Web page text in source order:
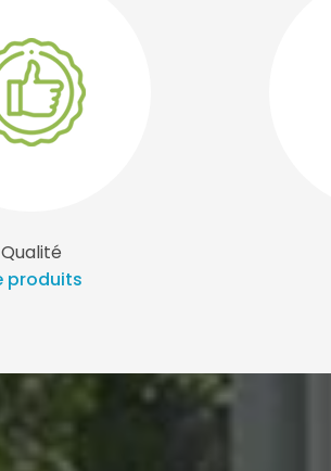
Qualité
produits